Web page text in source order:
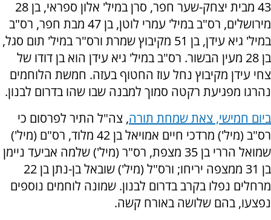
43 מבית יצחק-שער חפר, סרן במיל' אלון ספראי, בן 28
מירושלים, רס"ב במיל' עמרי לוטן, בן 47 מבת חפר, רס"ב
במיל' גיא עידן, בן 51 מקיבוץ שמרת ורס"ר במיל' תום סגל,
בן 28 מעין הבשור. רס"ב במיל' גיא עידן הוא בן דודו של
צחי עידן מקיבוץ נחל עוז החטוף בעזה. חמשת הלוחמים
נהרגו מפגיעת רקטה סמוך למבנה שבו שהו בדרום לבנון.
ביום חמישי, צאת שמחת תורה, צה"ל התיר לפרסום כי
רס"ב (מיל') מרדכי חיים אמויאל בן 42 מלוד, רס"ם (מיל')
שמואל הררי בן 35 מצפת, רס"ר (מיל') שלמה אביעד ניימן
בן 31 ממצפה יריחו; ורס"ל (מיל') שובאל בן-נתן בן 22
מרחלים נפלו בקרב בדרום לבנון. שמונה לוחמים נוספים
נפצעו, בהם שלושה באורח קשה.